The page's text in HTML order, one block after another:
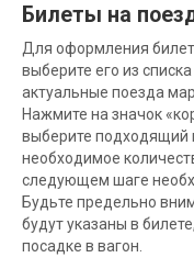
Билеты на
Для оформления
выберите его из
актуальные поезда
Нажмите на значок
выберите подходящий
необходимое
следующем шаге
Будьте предельно
будут указаны в
посадке в вагон.